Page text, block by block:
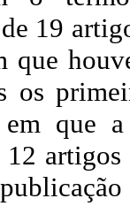
19
que
os
que a